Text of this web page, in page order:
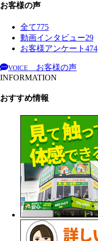
お客様の声
全て775
動画インタビュー29
お客様アンケート 474
VOICE
お客様の声
INFORMATION
おすすめ情報